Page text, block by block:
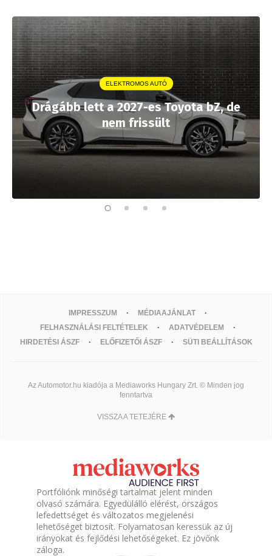
ELEKTROMOS AUTÓ
Drágább lett a 2027-es Toyota bZ, de
nem frissült
IMPRESSZUM
MÉDIAAJÁNLAT
FELHASZNÁLÁSI FELTÉTELEK
ADATVÉDELEM
HIRDETÉSI ÁSZF
ELŐFIZETŐI ÁSZF SÜTI BEÁLLÍTÁSOK
Az Automotor.hu kiadója a Mediaworks Hungary Zrt. © Minden jog
fenntartva
VISSZA A TETEJÉRE
Portfóliónk minőségi tartalmat jelent minden
olvasó számára. Egyedülálló elérést, országos
lefedettséget és változatos megjelenési
lehetőséget biztosít. Folyamatosan keressük az új
irányokat és fejlődési lehetőségeket. Ez jövőnk
záloga.